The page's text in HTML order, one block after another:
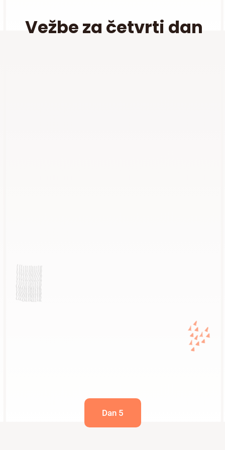
Vežbe za četvrti dan
Dan 5